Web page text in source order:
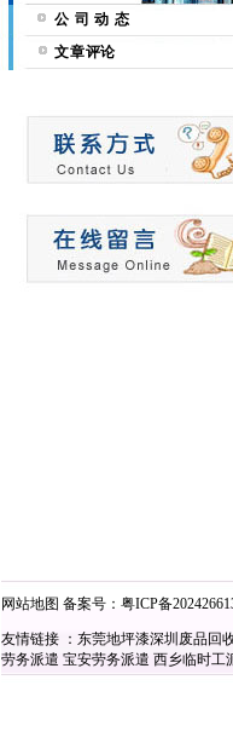
公 司 动 态
文章评论
网站地图 备案号： 粤ICP备
友情链接 ： 东莞地坪漆深圳废品回
劳务派遣 宝安劳务派遣 西乡临时工